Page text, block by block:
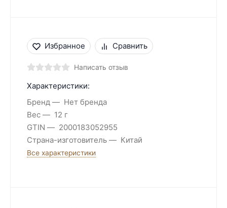
Избранное Сравнить
Написать отзыв
Характеристики:
Бренд
Нет бренда
Вес
12 г
GTIN
2000183052955
Страна-изготовитель
Китай
Все характеристики